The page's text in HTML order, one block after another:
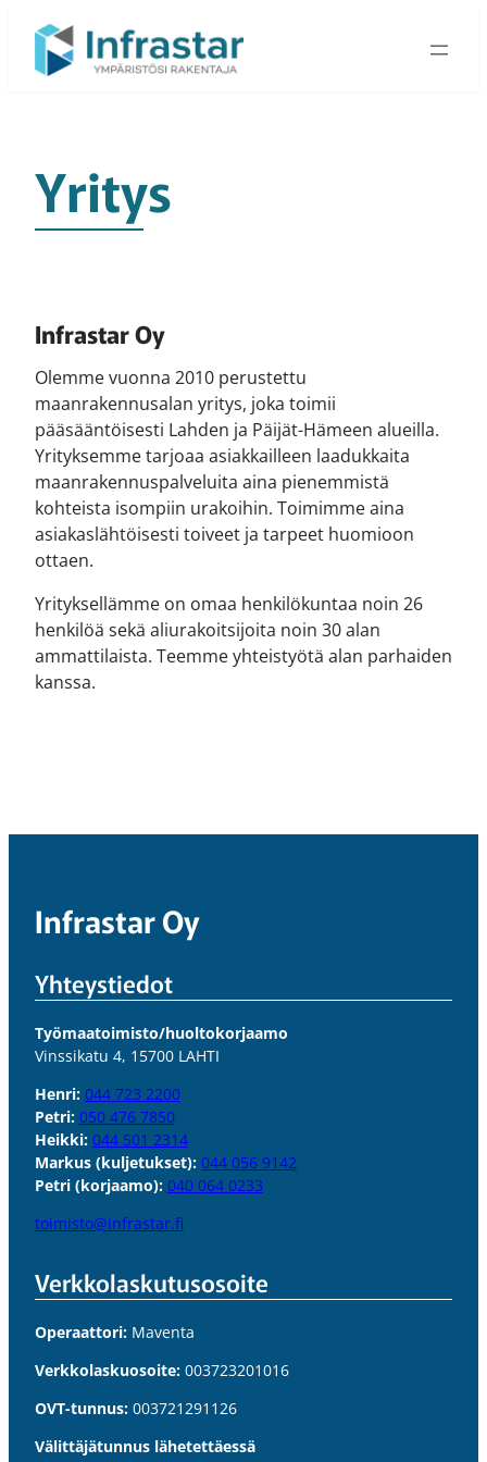
Siirry
sisältöön
Yritys
Infrastar Oy
Olemme vuonna 2010 perustettu
maanrakennusalan yritys, joka toimii
pääsääntöisesti Lahden ja Päijät-Hämeen alueilla.
Yrityksemme tarjoaa asiakkailleen laadukkaita
maanrakennuspalveluita aina pienemmistä
kohteista isompiin urakoihin. Toimimme aina
asiakaslähtöisesti toiveet ja tarpeet huomioon
ottaen.
Yrityksellämme on omaa henkilökuntaa noin 26
henkilöä sekä aliurakoitsijoita noin 30 alan
ammattilaista. Teemme yhteistyötä alan parhaiden
kanssa.
Infrastar Oy
Yhteystiedot
Työmaatoimisto/huoltokorjaamo
Vinssikatu 4, 15700 LAHTI
Henri: 044 723 2200
Petri: 050 476 7850
Heikki: 044 501 2314
Markus (kuljetukset): 044 056 9142
Petri (korjaamo): 040 064 0233
toimisto@infrastar.fi
Verkkolaskutus­osoite
Operaattori:Maventa
Verkkolaskuosoite:003723201016
OVT-tunnus:003721291126
Välittäjätunnus lähetettäessä